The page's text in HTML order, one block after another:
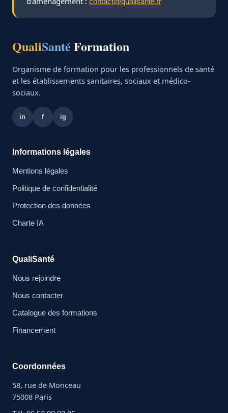
QualiSanté Formation
Organisme de formation pour les professionnels de santé
et les établissements sanitaires, sociaux et médico-
sociaux.
in f ig
Informations légales
Mentions légales
Politique de confidentialité
Protection des données
Charte IA
QualiSanté
Nous rejoindre
Nous contacter
Catalogue des formations
Financement
Coordonnées
58, rue de Monceau
75008 Paris